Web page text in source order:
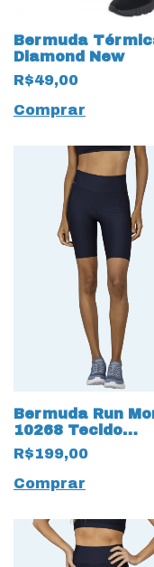
Bermuda
Diamond New
R$49,00
Comprar
Bermuda Run
10268 Tecido
Compression
R$199,00
Comprar